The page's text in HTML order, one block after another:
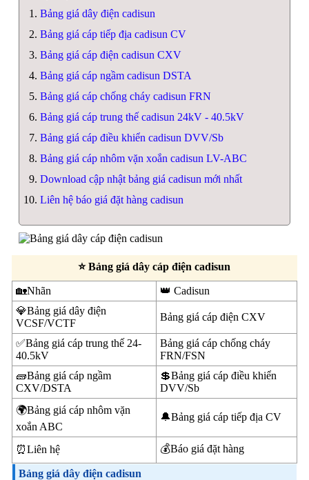
Bảng giá dây điện cadisun
Bảng giá cáp tiếp địa cadisun CV
Bảng giá cáp điện cadisun CXV
Bảng giá cáp ngầm cadisun DSTA
Bảng giá cáp chống cháy cadisun FRN
Bảng giá cáp trung thế cadisun 24kV - 40.5kV
Bảng giá cáp điều khiển cadisun DVV/Sb
Bảng giá cáp nhôm vặn xoắn cadisun LV-ABC
Download cập nhật bảng giá cadisun mới nhất
Liên hệ báo giá đặt hàng cadisun
⭐ Bảng giá dây cáp điện cadisun
🏡Nhãn
👑 Cadisun
💎Bảng giá dây điện
VCSF/VCTF
Bảng giá cáp điện CXV
✅Bảng giá cáp trung thế 24-
40.5kV
Bảng giá cáp chống cháy
FRN/FSN
🧱Bảng giá cáp ngầm
CXV/DSTA
💲Bảng giá cáp điều khiển
DVV/Sb
🌍Bảng giá cáp nhôm vặn
xoắn ABC
🔔Bảng giá cáp tiếp địa CV
⏰Liên hệ 💰Báo giá đặt hàng
Bảng giá dây điện cadisun